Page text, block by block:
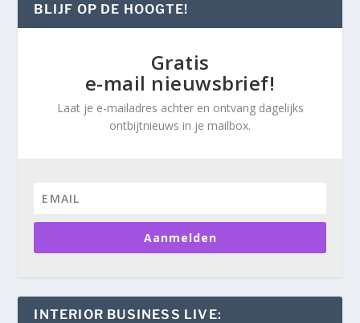
BLIJF OP DE HOOGTE!
Gratis
e-mail nieuwsbrief!
Laat je e-mailadres achter en ontvang dagelijks
ontbijtnieuws in je mailbox.
Aanmelden
INTERIOR BUSINESS LIVE: